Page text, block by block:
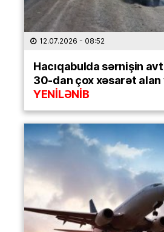
12.07.2026 - 08:52
Hacıqabulda sərnişin
30-dan çox xəsarət alan
YENİLƏNİB